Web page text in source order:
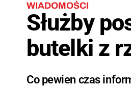
WIADOMOŚCI
Służby
butelki z
Co pewien czas